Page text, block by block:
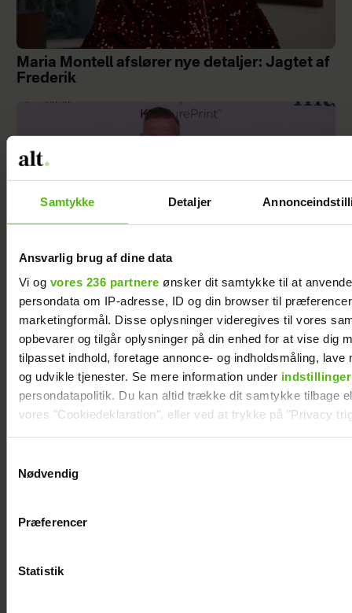
Samtykke Detaljer
Ansvarlig brug af dine data
Vi og vores 236 partnere ønsker dit samtykke til at
persondata om IP-adresse, ID og din browser til
marketingformål. Disse oplysninger videregives til vores
opbevarer og tilgår oplysninger på din enhed for at vise dig
tilpasset indhold, foretage annonce- og indholdsmåling, lave
og udvikle tjenester. Se mere information under indstillinger
persondatapolitik. Du kan altid trække dit samtykke tilbage
vores "Cookiedeklaration", eller ved at trykke på "Privacy
Vi anvender egne cookies og cookies fra tredjeparter til at
generere statistik og huske dine præferencer samt til brug
Nødvendig
Præferencer
Statistik
Maria Montell afslører nye detaljer: Jagtet af
Frederik
Mascha og Troels har taget stor beslutning